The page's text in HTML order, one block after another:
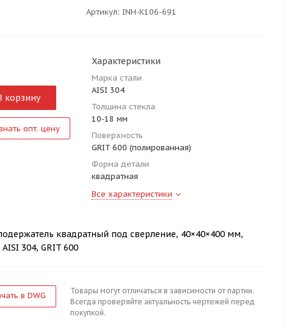
Артикул: INH-K106-691
корзину
опт. цену
Характеристики
Марка стали
AISI 304
Толщина стекла
10-18 мм
Поверхность
GRIT 600 (полированная)
Форма детали
квадратная
Все характеристики
квадратный под сверление, 40×40×400 мм,
304, GRIT 600
в DWG
Товары могут отличаться в зависимости от партии.
Всегда проверяйте актуальность чертежей перед
покупкой.